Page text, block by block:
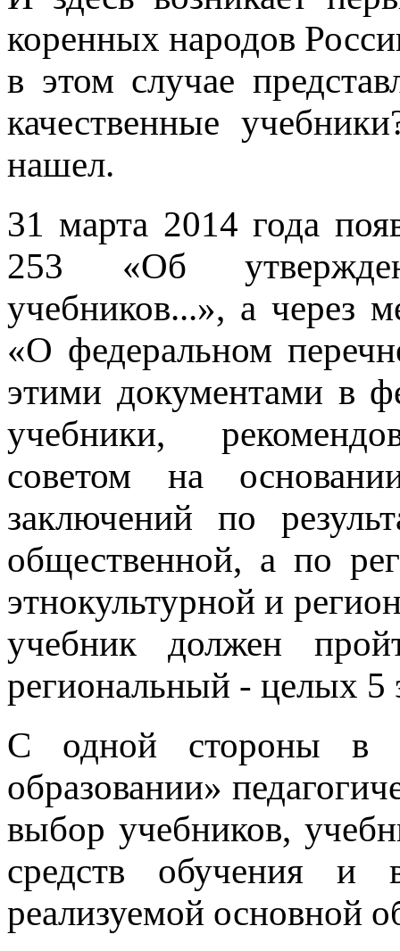
коренных народов
в этом случае
качественные
нашел.
31 марта 2014 года
253 «Об
учебников...», а через
«О федеральном
этими документами в
учебники,
советом на
заключений по
общественной, а по
этнокультурной и
учебник должен
региональный - целых 5
С одной стороны в
образовании»
выбор учебников,
средств обучения и
реализуемой основной